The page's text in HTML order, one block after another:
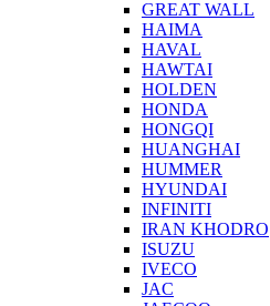
GREAT WALL
HAIMA
HAVAL
HAWTAI
HOLDEN
HONDA
HONGQI
HUANGHAI
HUMMER
HYUNDAI
INFINITI
IRAN KHODRO
ISUZU
IVECO
JAC